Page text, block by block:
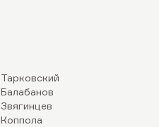
Тарковский
Балабанов
Звягинцев
Коппола